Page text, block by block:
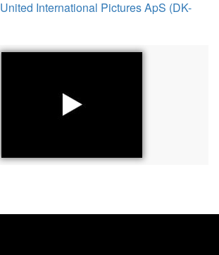
United International Pictures ApS (DK-